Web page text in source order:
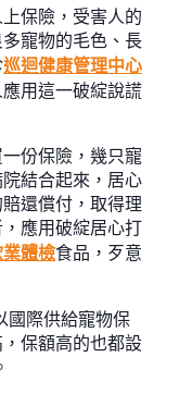
保險，受害人的
寵物的毛色、長
巡迴健康管理中心
用這一破綻說謊
份保險，幾只寵
結合起來，居心
還償付，取得理
應用破綻居心打
體檢食品，歹意
國際供給寵物保
保額高的也都設